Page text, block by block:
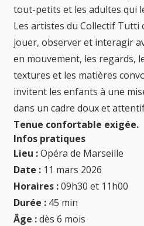
tout-petits et les adultes qui
Les artistes du Collectif Tutti
jouer, observer et interagir
en mouvement, les regards,
textures et les matières
invitent les enfants à une
dans un cadre doux et
Tenue confortable exigée.
Infos pratiques
Lieu :Opéra de Marseille
Date : 11 mars 2026
Horaires :09h30 et 11h00
Durée : 45 min
Âge :dès 6 mois